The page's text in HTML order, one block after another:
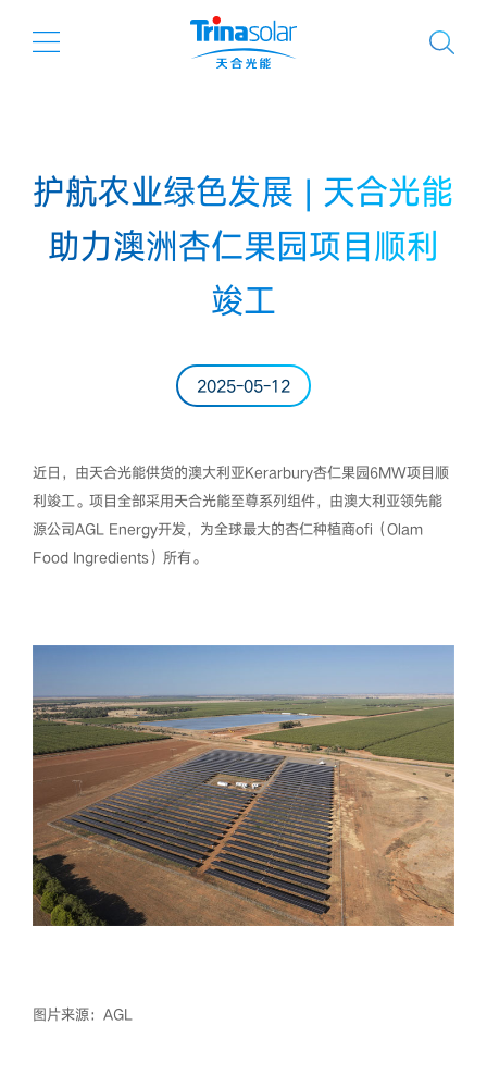
护航农业绿色发展 | 天合光能
助力澳洲杏仁果园项目顺利
竣工
2025-05-12
近日，由天合光能供货的澳大利亚Kerarbury杏仁果园6MW项目顺
利竣工。项目全部采用天合光能至尊系列组件，由澳大利亚领先能
源公司AGL Energy开发，为全球最大的杏仁种植商ofi（Olam
Food Ingredients）所有。
图片来源：AGL